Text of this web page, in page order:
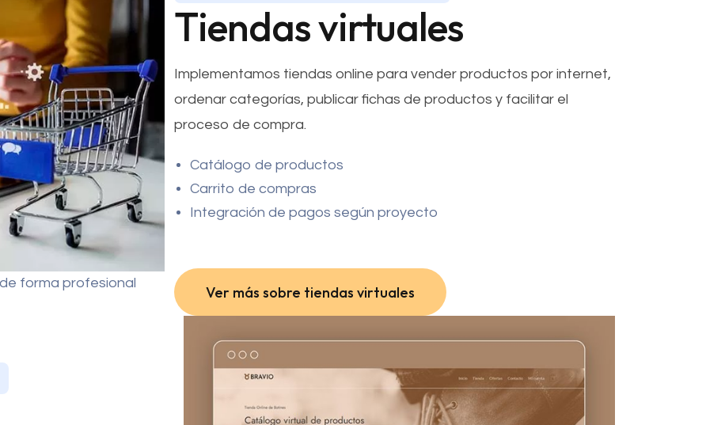
Tiendas virtuales
Implementamos tiendas online para vender productos por internet,
ordenar categorías, publicar fichas de productos y facilitar el
proceso de compra.
Catálogo de productos
Carrito de compras
Integración de pagos según proyecto
Ver más sobre tiendas virtuales
Ver más sobre tiendas virtuales
forma profesional